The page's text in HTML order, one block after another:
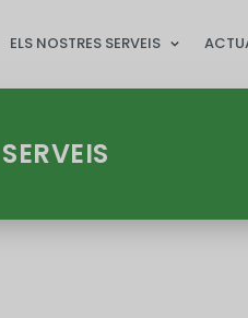
ELS NOSTRES SERVEIS